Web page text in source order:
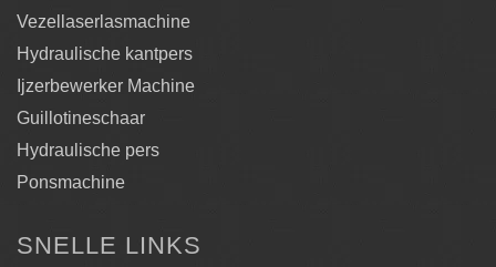
Vezellaserlasmachine
Hydraulische kantpers
Ijzerbewerker Machine
Guillotineschaar
Hydraulische pers
Ponsmachine
SNELLE LINKS